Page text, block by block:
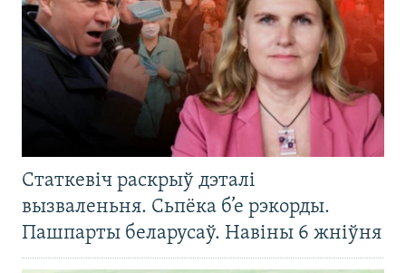
Статкевіч раскрыў дэталі
вызваленьня. Сьпёка б’е рэкорды.
Пашпарты беларусаў. Навіны 6 жніўня